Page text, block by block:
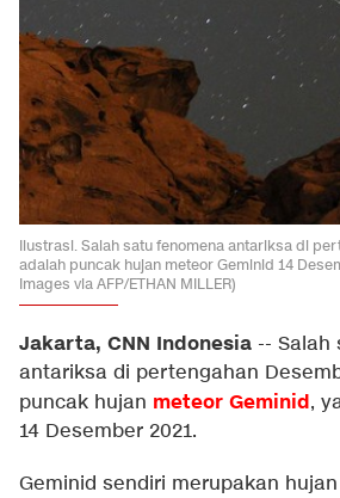
Ilustrasi. Salah satu fenomena antariksa di
adalah puncak hujan meteor Geminid 14
Images via AFP/ETHAN MILLER)
Jakarta, CNN Indonesia -- Salah
antariksa di pertengahan
puncak hujan meteor Geminid,
14 Desember 2021.
Geminid sendiri merupakan